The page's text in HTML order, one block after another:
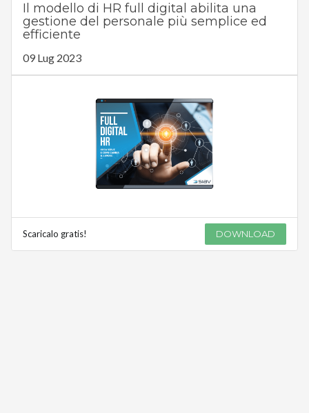
Il modello di HR full digital abilita una
gestione del personale più semplice ed
efficiente
09 Lug 2023
Scaricalo gratis! DOWNLOAD